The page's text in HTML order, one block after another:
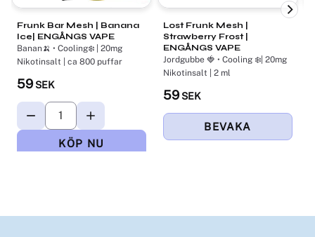
Frunk Bar Mesh | Banana
Ice| ENGÅNGS VAPE
Banan🍌 • Cooling❄️ | 20mg
Nikotinsalt | ca 800 puffar
59 SEK
Lost Frunk Mesh |
Strawberry Frost |
ENGÅNGS VAPE
Jordgubbe 🍓 • Cooling ❄️| 20mg
Nikotinsalt | 2 ml
59 SEK